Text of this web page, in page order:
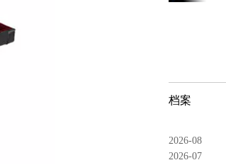
档案
2026-08
2026-07